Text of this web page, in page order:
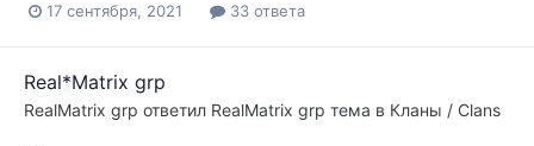
17 сентября, 2021 33 ответа
Real*Matrix grp
RealMatrix grp ответил RealMatrix grp тема в Кланы / Clans